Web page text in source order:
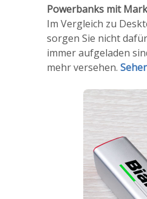
Powerbanks mit
Im Vergleich zu
sorgen Sie nicht
immer aufgeladen
mehr versehen.